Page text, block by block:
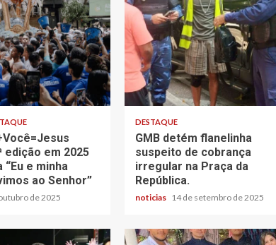
edição em 2025
e minha
ao Senhor”
de 2025
DESTAQUE
GMB detém flanelinha
suspeito de cobrança
irregular na Praça da
República.
noticias 14 de setembro de 2025